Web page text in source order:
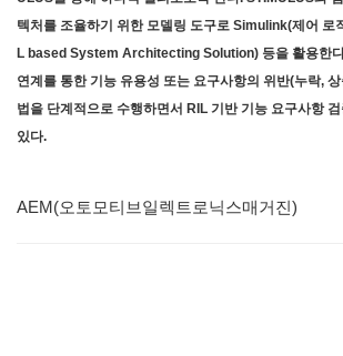
텍처를 조율하기 위한 모델링 도구로 Simulink(제어 로
L based System Architecting Solution) 등을 활용한다
연계를 통한 기능 유용성 또는 요구사항의 위반(누락,
법을 단계적으로 수행하면서 RIL 기반 기능 요구사항
있다.
AEM(오토모티브일렉트로닉스매거진)